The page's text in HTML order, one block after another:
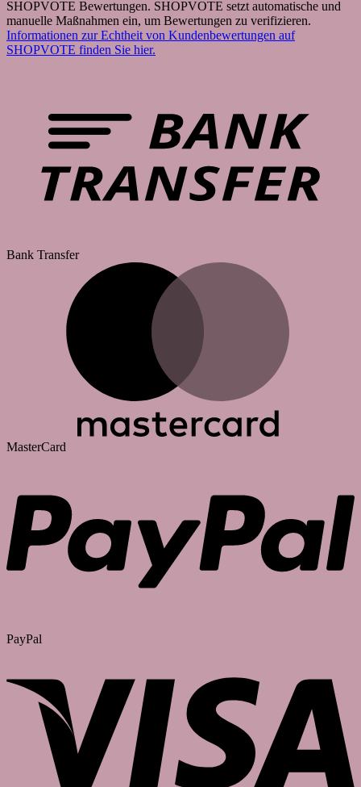
SHOPVOTE Bewertungen. SHOPVOTE setzt automatische und
manuelle Maßnahmen ein, um Bewertungen zu verifizieren.
Informationen zur Echtheit von Kundenbewertungen auf
SHOPVOTE finden Sie hier.
Bank Transfer
MasterCard
PayPal